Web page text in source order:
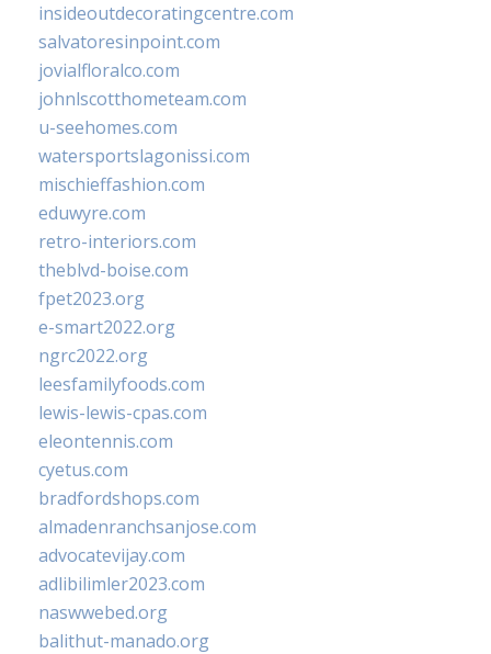
insideoutdecoratingcentre.com
salvatoresinpoint.com
jovialfloralco.com
johnlscotthometeam.com
u-seehomes.com
watersportslagonissi.com
mischieffashion.com
eduwyre.com
retro-interiors.com
theblvd-boise.com
fpet2023.org
e-smart2022.org
ngrc2022.org
leesfamilyfoods.com
lewis-lewis-cpas.com
eleontennis.com
cyetus.com
bradfordshops.com
almadenranchsanjose.com
advocatevijay.com
adlibilimler2023.com
naswwebed.org
balithut-manado.org